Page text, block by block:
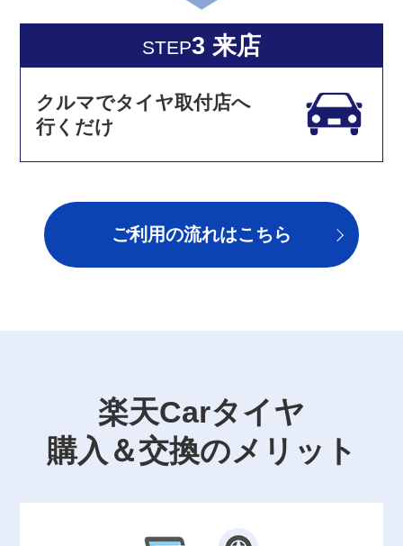
STEP3 来店
クルマでタイヤ取付店へ
行くだけ
ご利用の流れはこちら
楽天Carタイヤ
購入＆交換のメリット